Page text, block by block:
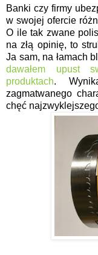
Banki czy firmy
w swojej ofercie
O ile tak zwane
na złą opinię, to
Ja sam, na łamach
dawałem upust
produktach.
zagmatwanego
chęć